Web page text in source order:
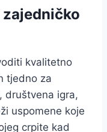
kvalitetno
tjedno za
društvena igra,
uspomene koje
crpite kad